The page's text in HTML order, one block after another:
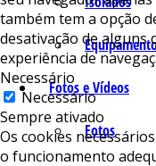
Fotos e Vídeos
Fotos
também tem a opção
desativação de alguns
experiência de
Necessário
Necessário
Sempre ativado
Os cookies
o funcionamento